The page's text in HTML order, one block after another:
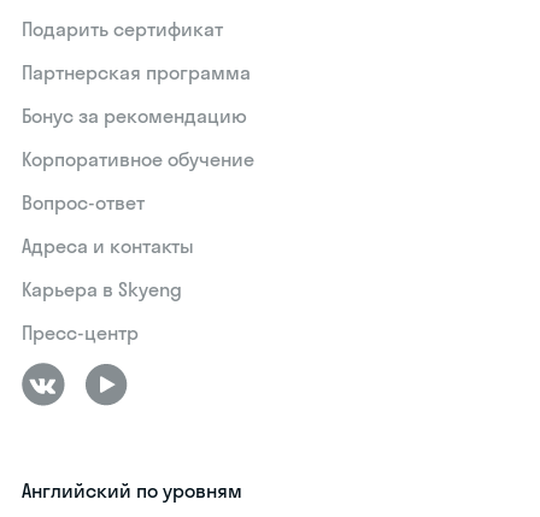
Подарить сертификат
Партнерская программа
Бонус за рекомендацию
Корпоративное обучение
Вопрос-ответ
Адреса и контакты
Карьера в Skyeng
Пресс-центр
Английский по уровням